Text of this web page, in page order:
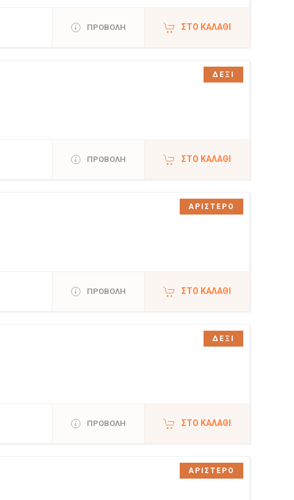
ΠΡΟΒΟΛΗ ΣΤΟ ΚΑΛΆΘΙ
ΠΡΟΒΟΛΗ ΣΤΟ ΚΑΛΆΘΙ
ΔΕΞΙ
ΠΡΟΒΟΛΗ ΣΤΟ ΚΑΛΆΘΙ
ΑΡΙΣΤΕΡΟ
ΠΡΟΒΟΛΗ ΣΤΟ ΚΑΛΆΘΙ
ΔΕΞΙ
ΑΡΙΣΤΕΡΟ